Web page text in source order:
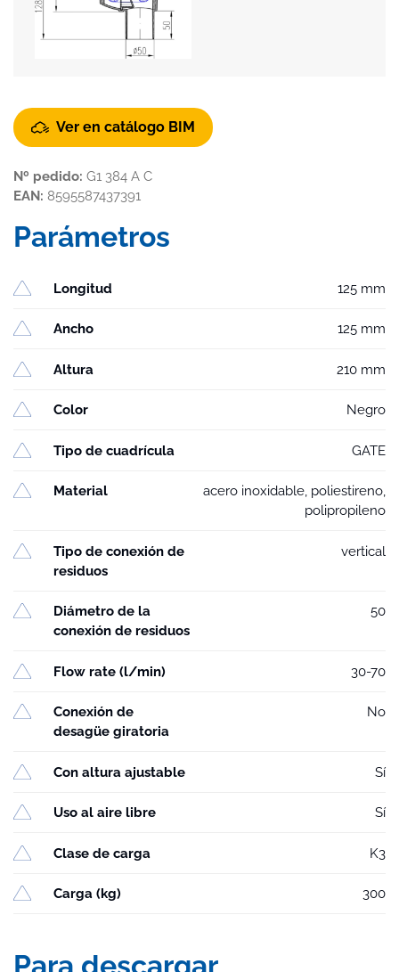
Ver en catálogo BIM
Nº pedido: G1 384 A C
EAN: 8595587437391
Parámetros
Longitud 125 mm
Ancho 125 mm
Altura 210 mm
Color Negro
Tipo de cuadrícula GATE
Material
acero inoxidable, poliestireno,
polipropileno
Tipo de conexión de
residuos
vertical
Diámetro de la
conexión de residuos
50
Flow rate (l/min) 30-70
Conexión de
desagüe giratoria
No
Con altura ajustable Sí
Uso al aire libre Sí
Clase de carga K3
Carga (kg) 300
Para descargar